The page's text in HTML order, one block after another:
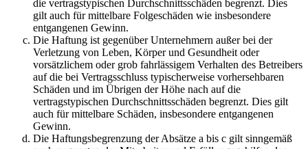
die vertragstypischen Durchschnittsschäden begrenzt. Dies
gilt auch für mittelbare Folgeschäden wie insbesondere
entgangenen Gewinn.
Die Haftung ist gegenüber Unternehmern außer bei der
Verletzung von Leben, Körper und Gesundheit oder
vorsätzlichem oder grob fahrlässigem Verhalten des Betreibers
auf die bei Vertragsschluss typischerweise vorhersehbaren
Schäden und im Übrigen der Höhe nach auf die
vertragstypischen Durchschnittsschäden begrenzt. Dies gilt
auch für mittelbare Schäden, insbesondere entgangenen
Gewinn.
Die Haftungsbegrenzung der Absätze a bis c gilt sinngemäß